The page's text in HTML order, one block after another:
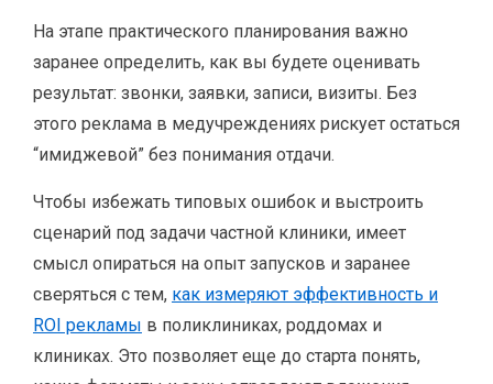
На этапе практического планирования важно
заранее определить, как вы будете оценивать
результат: звонки, заявки, записи, визиты. Без
этого реклама в медучреждениях рискует остаться
“имиджевой” без понимания отдачи.
Чтобы избежать типовых ошибок и выстроить
сценарий под задачи частной клиники, имеет
смысл опираться на опыт запусков и заранее
сверяться с тем, как измеряют эффективность и
ROI рекламы в поликлиниках, роддомах и
клиниках. Это позволяет еще до старта понять,